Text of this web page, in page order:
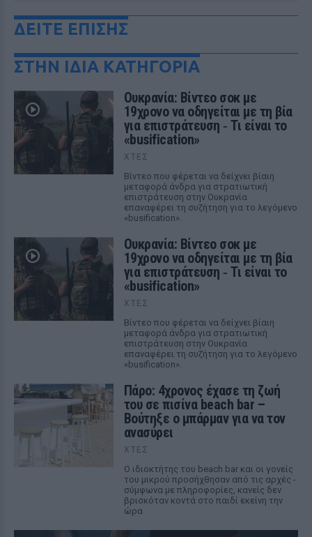
ΔΕΙΤΕ ΕΠΙΣΗΣ
ΣΤΗΝ ΙΔΙΑ ΚΑΤΗΓΟΡΙΑ
Ουκρανία: Βίντεο σοκ με
19χρονο να οδηγείται με τη βία
για επιστράτευση ‑ Τι είναι το
«busification»
ΧΤΕΣ
Βίντεο που φέρεται να δείχνει βίαιη
μεταφορά άνδρα για στρατιωτική
επιστράτευση στην Ουκρανία
επαναφέρει τη συζήτηση για το λεγόμενο
«busification».
Ουκρανία: Βίντεο σοκ με
19χρονο να οδηγείται με τη βία
για επιστράτευση ‑ Τι είναι το
«busification»
ΧΤΕΣ
Βίντεο που φέρεται να δείχνει βίαιη
μεταφορά άνδρα για στρατιωτική
επιστράτευση στην Ουκρανία
επαναφέρει τη συζήτηση για το λεγόμενο
«busification».
Πάρο: 4χρονος έχασε τη ζωή
του σε πισίνα beach bar –
Βούτηξε ο μπάρμαν για να τον
ανασύρει
ΧΤΕΣ
Ο ιδιοκτήτης του beach bar και οι γονείς
του μικρού προσήχθησαν από τις αρχές -
σύμφωνα με πληροφορίες, κανείς δεν
βρισκόταν κοντά στο παιδί εκείνη την
ώρα